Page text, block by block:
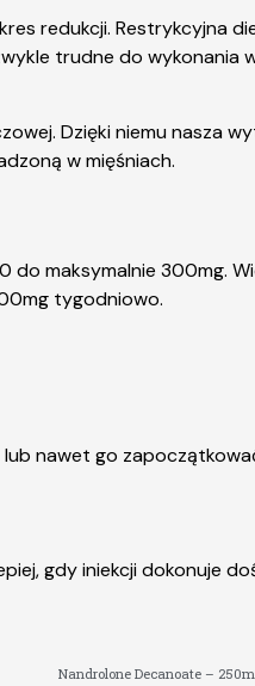
redukcji. Restrykcyjna
trudne do wykonania
Dzięki niemu nasza
w mięśniach.
maksymalnie 300mg.
tygodniowo.
nawet go
gdy iniekcji dokonuje
Nandrolone Decanoate –